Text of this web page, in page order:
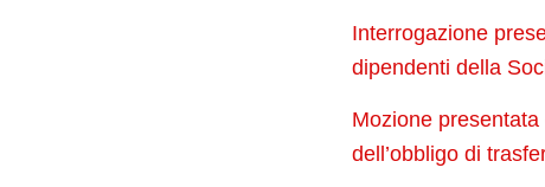
Interrogazione
dipendenti della
Mozione
dell’obbligo di